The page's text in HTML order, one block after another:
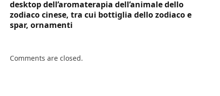
desktop dell’aromaterapia dell’animale dello
zodiaco cinese, tra cui bottiglia dello zodiaco e
spar, ornamenti
Comments are closed.